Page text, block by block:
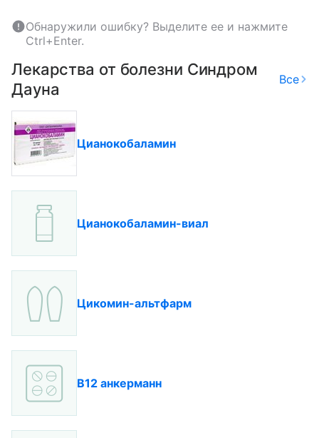
Обнаружили ошибку? Выделите ее и нажмите
Ctrl+Enter.
Лекарства от болезни Синдром
Дауна
Все
Цианокобаламин
Цианокобаламин-виал
Цикомин-альтфарм
В12 анкерманн